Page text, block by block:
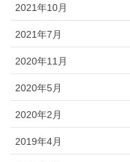
2021年10月
2021年7月
2020年11月
2020年5月
2020年2月
2019年4月